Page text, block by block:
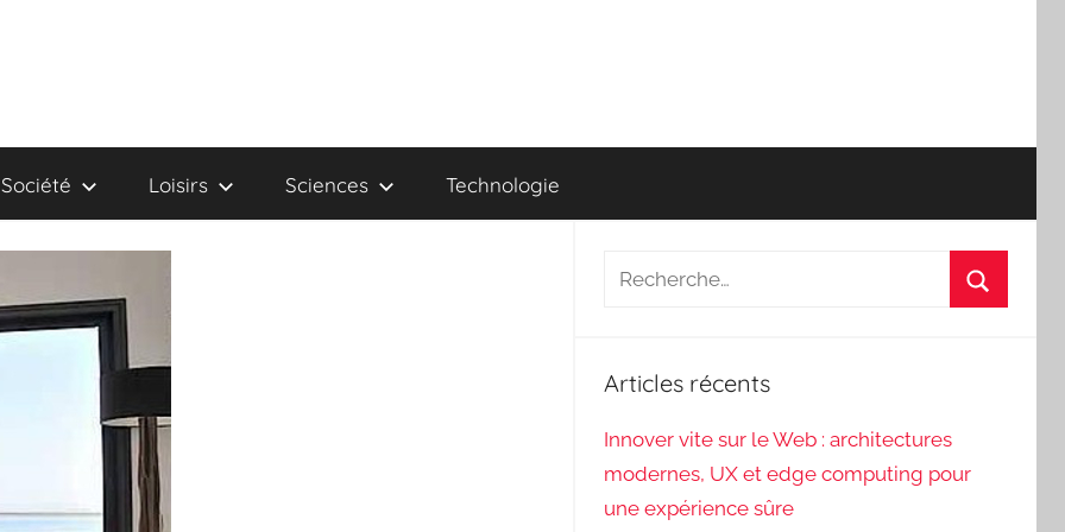
Société Loisirs Sciences Technologie
Recherche
Articles récents
Innover vite sur le Web : architectures
modernes, UX et edge computing pour
une expérience sûre